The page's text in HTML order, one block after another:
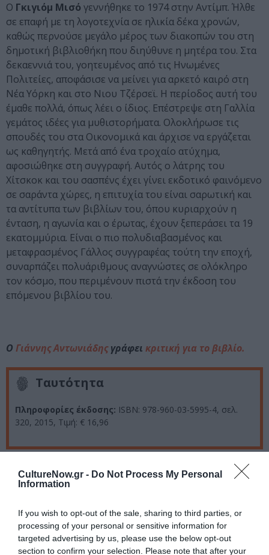
CultureNow.gr - Do Not Process My Personal
Information
If you wish to opt-out of the sale, sharing to third parties, or
processing of your personal or sensitive information for
targeted advertising by us, please use the below opt-out
section to confirm your selection. Please note that after your
Ο Γκιγιόμ Μισό γεννήθηκε το 1974 στην Αντίμπ. Ήλθε
σε επαφή με τη λογοτεχνία σε ηλικία δέκα χρονών,
καθώς περνούσε μεγάλο μέρος των διακοπών του στη
δημοτική βιβλιοθήκη που διηύθυνε η μητέρα του. Στα
δεκαεννιά του, γοητευμένος από τις Ηνωμένες
Πολιτείες, αποφάσισε να μείνει για αρκετό καιρό στη
Νέα Υόρκη και στο Νιου Τζέρσεϊ. Η περίοδος αυτή του
έμαθε πολλά, όπως λέει ο ίδιος. Επέστρεψε στη Γαλλία
γεμάτος ιδέες για μυθιστορήματα. Ολοκλήρωσε τις
σπουδές του στα Οικονομικά και άρχισε να εργάζεται
ως καθηγητής. Μετά από ένα τροχαίο ατύχημα,
αφοσιώθηκε στη συγγραφή. Αυτός ο λάτρης του
Χίτσκοκ και του σασπένς έχει γίνει εκδοτικό φαινόμενο
σε σαράντα χώρες, η επιτυχία του είναι σαρωτική και
τα αντίτυπα των βιβλίων του, όπου κυριαρχούν η
ένταση, η αγωνία και ο έρωτας, έχουν ξεπεράσει τα 19
εκατομμύρια. Είναι ο πιο πολυδιαβασμένος και
μεταφρασμένος Γάλλος συγγραφέας τούτη την εποχή,
συναρπάζει πολυάριθμους αναγνώστες σε ολόκληρο
τον κόσμο, που περιμένουν πιστά την έκδοση του
επόμενου βιβλίου του.
Ο Γιάννης Αντωνιάδηςγράφει κριτική για το βιβλίο.
Ταυτότητα
Πληροφορίες έκδοσης: ISBN: 978-960-03-5995-4, σελ.
320, 2015, Τιμή: € 16,96
Ακολουθήστε το Culturenow.gr στο Google Newsκαι
μάθετε πρώτοι όλες τις ειδήσεις
Δείτε όλα τα τελευταία νέα για την Τέχνη και τον
Πολιτισμό στοCulturenow.gr